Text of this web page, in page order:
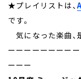
★プレイリストは、
です。
気になった楽曲、
ーーーーーーーー
ーーー